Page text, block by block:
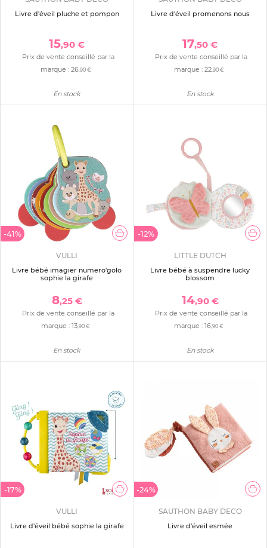
Livre d'éveil pluche et pompon
15,90 €
Prix de vente conseillé par la
marque : 26,90 €
En stock
Livre d'éveil promenons nous
17,50 €
Prix de vente conseillé par la
marque : 22,90 €
En stock
-41%
VULLI
Livre bébé imagier numero'golo
sophie la girafe
8,25 €
Prix de vente conseillé par la
marque :13,90 €
En stock
-12%
LITTLE DUTCH
Livre bébé à suspendre lucky
blossom
14,90 €
Prix de vente conseillé par la
marque :16,90 €
En stock
-17%
VULLI
Livre d'éveil bébé sophie la girafe
-24%
SAUTHON BABY DECO
Livre d'éveil esmée